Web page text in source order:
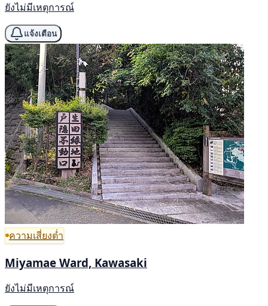
ยังไม่มีเหตุการณ์
แจ้งเตือน
ความเสี่ยงต่ำ
Miyamae Ward, Kawasaki
ยังไม่มีเหตุการณ์